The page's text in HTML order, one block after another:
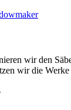
wir den
wir die